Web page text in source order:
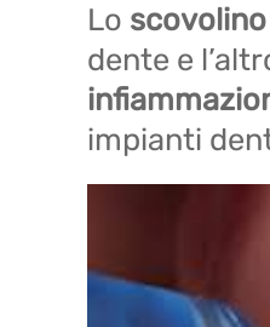
Lo
dente e
impianti